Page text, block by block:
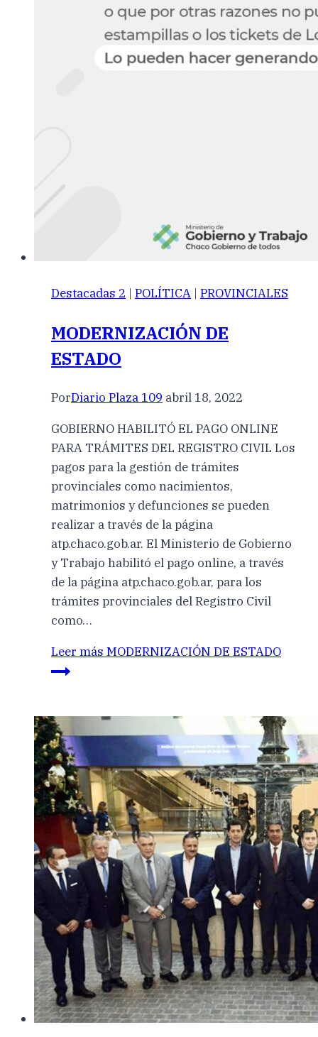
Destacadas 2 | POLÍTICA | PROVINCIALES
MODERNIZACIÓN DE
ESTADO
PorDiario Plaza 109 abril 18, 2022
GOBIERNO HABILITÓ EL PAGO ONLINE
PARA TRÁMITES DEL REGISTRO CIVIL Los
pagos para la gestión de trámites
provinciales como nacimientos,
matrimonios y defunciones se pueden
realizar a través de la página
atp.chaco.gob.ar. El Ministerio de Gobierno
y Trabajo habilitó el pago online, a través
de la página atp.chaco.gob.ar, para los
trámites provinciales del Registro Civil
como…
Leer más MODERNIZACIÓN DE ESTADO